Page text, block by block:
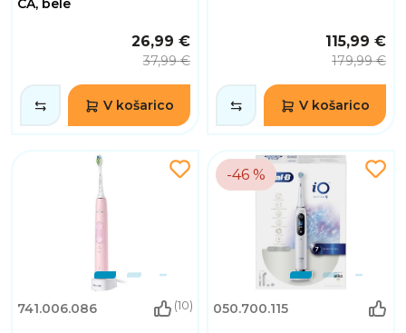
CA, bele
26,99 €
37,99 €
V košarico
115,99 €
179,99 €
V košarico
741.006.086 (10)
-46 %
050.700.115